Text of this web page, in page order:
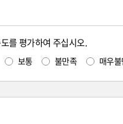
를 평가하여 주십시오.
보통 불만족 매우